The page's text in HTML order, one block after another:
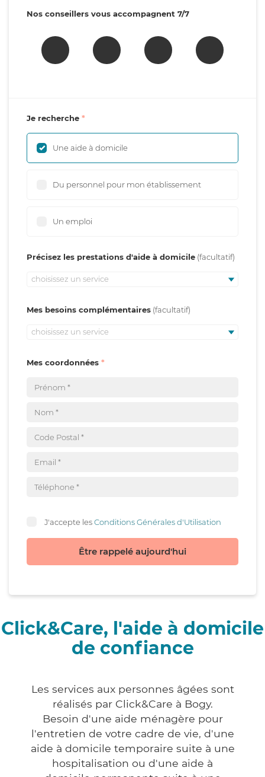
Nos conseillers vous accompagnent 7/7
Je recherche
Une aide à domicile
Du personnel pour mon établissement
Un emploi
Précisez les prestations d'aide à domicile
choisissez un service
Mes besoins complémentaires
choisissez un service
Mes coordonnées
J'accepte lesConditions Générales d'Utilisation
Être rappelé aujourd'hui
Click&Care, l'aide à domicile
de confiance
Les services aux personnes âgées sont
réalisés par Click&Care à Bogy.
Besoin d'une aide ménagère pour
l'entretien de votre cadre de vie, d'une
aide à domicile temporaire suite à une
hospitalisation ou d'une aide à